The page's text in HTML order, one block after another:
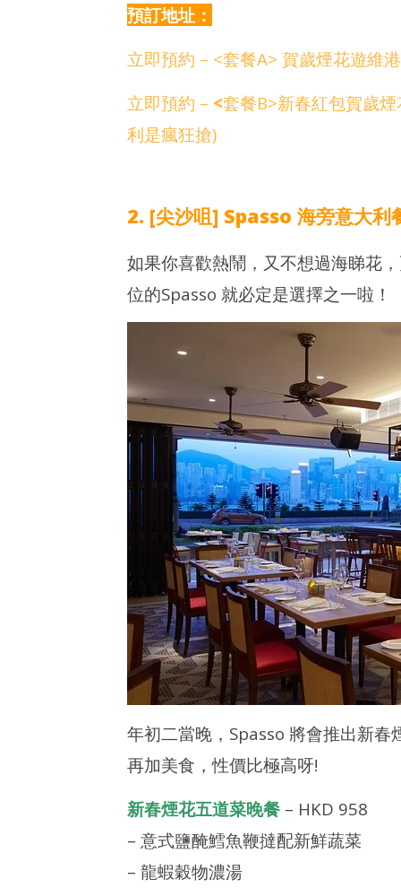
預訂地址：
立即預約 – <套餐A> 賀歲煙花遊維
立即預約 – <套餐B>新春紅包賀歲
利是瘋狂搶)
2. [尖沙咀] Spasso 海旁意大利
如果你喜歡熱鬧，又不想過海睇花
位的Spasso 就必定是選擇之一啦！
年初二當晚，Spasso 將會推出新
再加美食，性價比極高呀!
新春煙花五道菜晚餐– HKD 958
– 意式鹽醃鱈魚鞭撻配新鮮蔬菜
– 龍蝦穀物濃湯